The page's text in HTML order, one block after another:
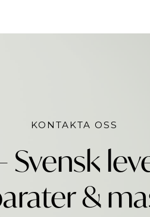
KONTAKTA OSS
Svensk
&